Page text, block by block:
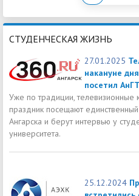
СТУДЕНЧЕСКАЯ ЖИЗНЬ
27.01.2025
накануне
посетил
Уже по традиции, телевизионные
праздник посещают
Ангарска и берут интервью у
университета.
25.12.2024